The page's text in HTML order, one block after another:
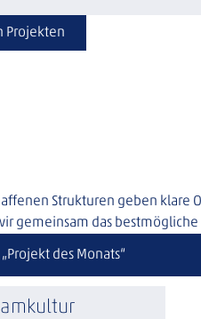
Projekten
des Monats“
Strukturen geben
gemeinsam das